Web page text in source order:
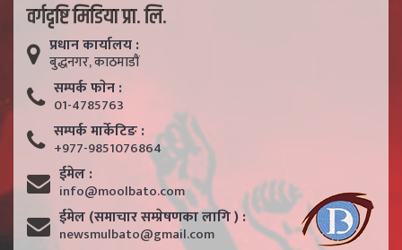
वर्गदृष्टि मिडिया प्रा. लि.
प्रधान कार्यालय :
बुद्धनगर, काठमाडाैं
सम्पर्क फाेन :
01-4785763
सम्पर्क मार्केटिङ :
+977-9851076864
ईमेल :
info@moolbato.com
ईमेल (समाचार सम्प्रेषणका लागि ) :
newsmulbato@gmail.com